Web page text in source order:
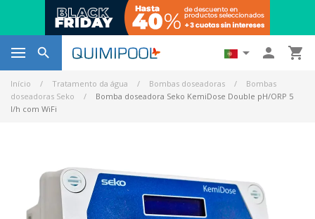
   
Início Tratamento da água Bombas doseadoras
Bombas
doseadoras Seko
Bomba doseadora Seko KemiDose Double pH/ORP 5
l/h com WiFi